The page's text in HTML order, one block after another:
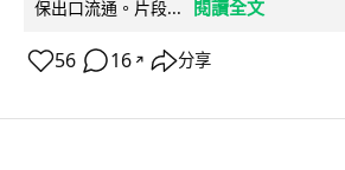
保出口流通。片段... 閱讀全文
56 16 ↗ 分享